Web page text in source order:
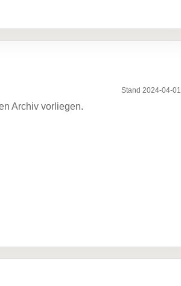
Stand 2024-04-01
Archiv vorliegen.